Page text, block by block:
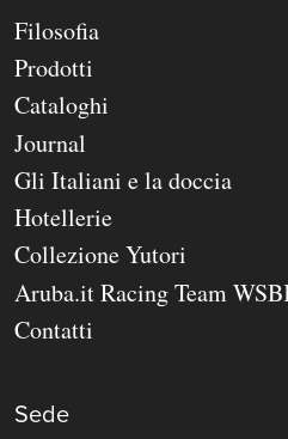
Filosofia
Prodotti
Cataloghi
Journal
Gli Italiani e la doccia
Hotellerie
Collezione Yutori
Aruba.it Racing Team
Contatti
Sede